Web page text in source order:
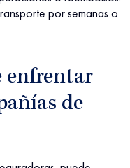
por semanas o
enfrentar
de